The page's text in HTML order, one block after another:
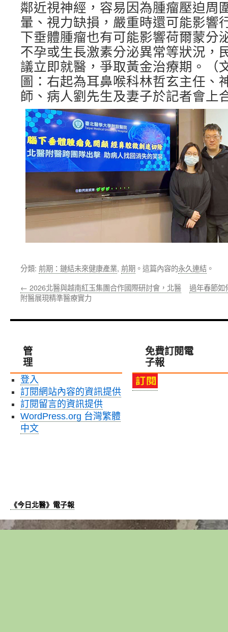
鄰近視神經，容易因為腫瘤壓迫周
暈、視力缺損，嚴重時還可能影響
下垂體腫瘤也有可能影響荷爾蒙分
不孕或生長激素分泌異常等狀況，
議立即就醫，爭取黃金治療期。（
圖：右起為耳鼻喉科林哲玄主任、
師、病人劉先生及妻子於記者會上
分類: 前期：鏈結未來健康產業, 前期 。這篇內容的永久連結 。
← 2026北醫與越南紅玉集團合作國際研討會，北醫
附醫展現精準醫療實力
過年春節如
管
理
登入
訂閱網站內容的資訊提供
訂閱留言的資訊提供
WordPress.org 台灣繁體
中文
免費訂閱電
子報
《今日北醫》電子報